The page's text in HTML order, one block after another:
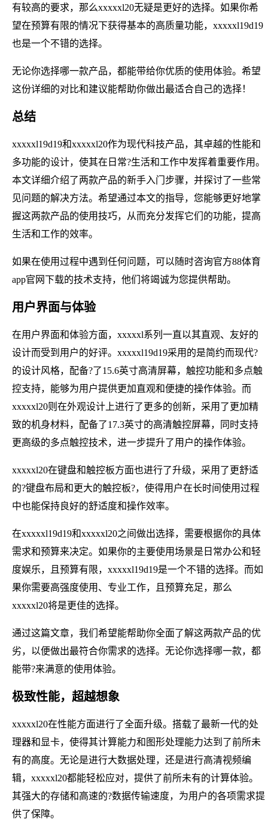
有较高的要求，那么xxxxxl20无疑是更好的选择。如果你希
望在预算有限的情况下获得基本的高质量功能，xxxxxl19d19
也是一个不错的选择。
无论你选择哪一款产品，都能带给你优质的使用体验。希望
这份详细的对比和建议能帮助你做出最适合自己的选择！
总结
xxxxxl19d19和xxxxxl20作为现代科技产品，其卓越的性能和
多功能的设计，使其在日常?生活和工作中发挥着重要作用。
本文详细介绍了两款产品的新手入门步骤，并探讨了一些常
见问题的解决方法。希望通过本文的指导，您能够更好地掌
握这两款产品的使用技巧，从而充分发挥它们的功能，提高
生活和工作的效率。
如果在使用过程中遇到任何问题，可以随时咨询官方88体育
app官网下载的技术支持，他们将竭诚为您提供帮助。
用户界面与体验
在用户界面和体验方面，xxxxxl系列一直以其直观、友好的
设计而受到用户的好评。xxxxxl19d19采用的是简约而现代?
的设计风格，配备?了15.6英寸高清屏幕，触控功能和多点触
控支持，能够为用户提供更加直观和便捷的操作体验。而
xxxxxl20则在外观设计上进行了更多的创新，采用了更加精
致的机身材料，配备了17.3英寸的高清触控屏幕，同时支持
更高级的多点触控技术，进一步提升了用户的操作体验。
xxxxxl20在键盘和触控板方面也进行了升级，采用了更舒适
的?键盘布局和更大的触控板?，使得用户在长时间使用过程
中也能保持良好的舒适度和操作效率。
在xxxxxl19d19和xxxxxl20之间做出选择，需要根据你的具体
需求和预算来决定。如果你的主要使用场景是日常办公和轻
度娱乐，且预算有限，xxxxxl19d19是一个不错的选择。而如
果你需要高强度使用、专业工作，且预算充足，那么
xxxxxl20将是更佳的选择。
通过这篇文章，我们希望能帮助你全面了解这两款产品的优
劣，以便做出最符合你需求的选择。无论你选择哪一款，都
能带?来满意的使用体验。
极致性能，超越想象
xxxxxl20在性能方面进行了全面升级。搭载了最新一代的处
理器和显卡，使得其计算能力和图形处理能力达到了前所未
有的高度。无论是进行大数据处理，还是进行高清视频编
辑，xxxxxl20都能轻松应对，提供了前所未有的计算体验。
其强大的存储和高速的?数据传输速度，为用户的各项需求提
供了保障。